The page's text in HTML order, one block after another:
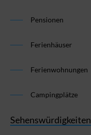
Pensionen
Ferienhäuser
Ferienwohnungen
Campingplätze
Sehenswürdigkeiten